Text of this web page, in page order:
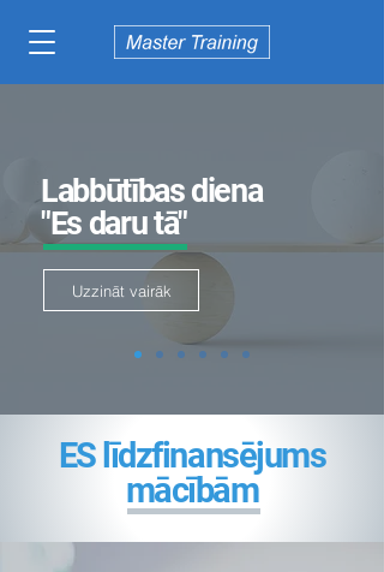
Labbūtības diena
"Es daru tā"
Uzzināt vairāk
ES līdzfinansējums
mācībām